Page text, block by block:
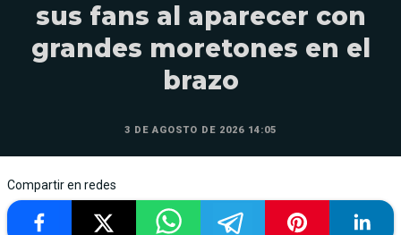
sus fans al aparecer con
grandes moretones en el
brazo
3 DE AGOSTO DE 2026 14:05
Compartir en redes